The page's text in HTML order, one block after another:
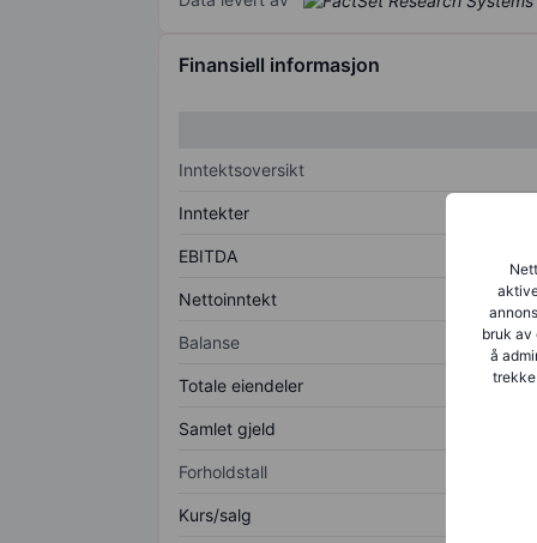
bruk av
å
Finansiell informasjon
Inntektsoversikt
Inntekter
EBITDA
Nettoinntekt
Balanse
Totale eiendeler
Samlet gjeld
Forholdstall
Kurs/salg